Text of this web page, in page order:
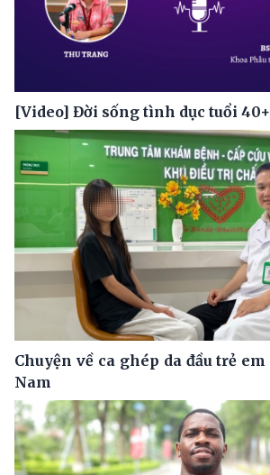
[Video] Đời sống tình dục tuổi 40+
Chuyện về ca ghép da đầu trẻ
Nam